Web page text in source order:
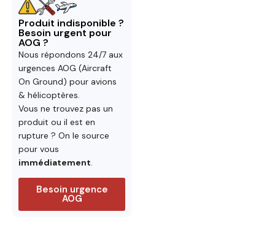
Produit indisponible ?
Besoin urgent pour
AOG ?
Nous répondons 24/7 aux
urgences AOG (Aircraft
On Ground) pour avions
& hélicoptères.
Vous ne trouvez pas un
produit ou il est en
rupture ? On le source
pour vous
immédiatement.
Besoin urgence
AOG